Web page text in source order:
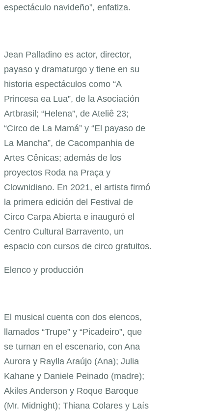
espectáculo navideño”, enfatiza.
Jean Palladino es actor, director,
payaso y dramaturgo y tiene en su
historia espectáculos como “A
Princesa ea Lua”, de la Asociación
Artbrasil; “Helena”, de Ateliê 23;
“Circo de La Mamá” y “El payaso de
La Mancha”, de Cacompanhia de
Artes Cênicas; además de los
proyectos Roda na Praça y
Clownidiano. En 2021, el artista firmó
la primera edición del Festival de
Circo Carpa Abierta e inauguró el
Centro Cultural Barravento, un
espacio con cursos de circo gratuitos.
Elenco y producción
El musical cuenta con dos elencos,
llamados “Trupe” y “Picadeiro”, que
se turnan en el escenario, con Ana
Aurora y Raylla Araújo (Ana); Julia
Kahane y Daniele Peinado (madre);
Akiles Anderson y Roque Baroque
(Mr. Midnight); Thiana Colares y Laís